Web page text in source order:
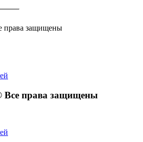
права защищены
Все права защищены